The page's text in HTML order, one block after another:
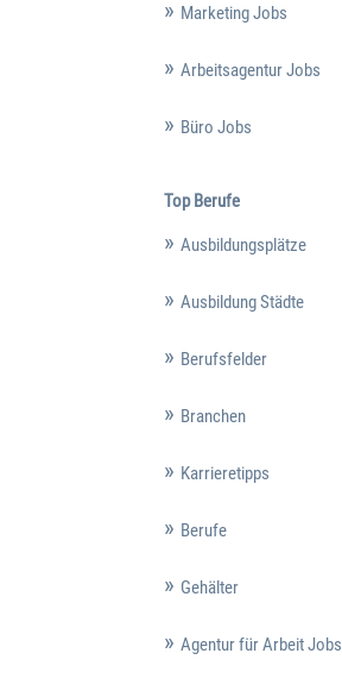
Marketing Jobs
Arbeitsagentur Jobs
Büro Jobs
Top Berufe
Ausbildungsplätze
Ausbildung Städte
Berufsfelder
Branchen
Karrieretipps
Berufe
Gehälter
Agentur für Arbeit Jobs